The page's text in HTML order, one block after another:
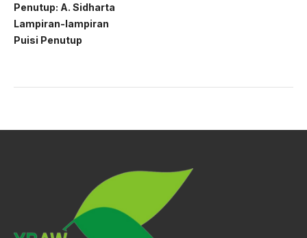
Penutup: A. Sidharta
Lampiran-lampiran
Puisi Penutup